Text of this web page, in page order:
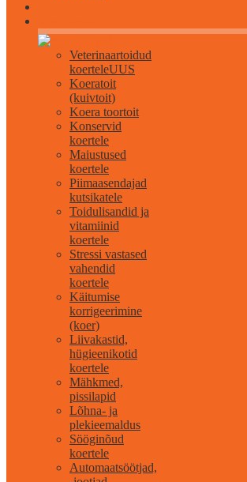
Veterinaartoidud
koerteleUUS
Koeratoit
(kuivtoit)
Koera toortoit
Konservid
koertele
Maiustused
koertele
Piimaasendajad
kutsikatele
Toidulisandid ja
vitamiinid
koertele
Stressi vastased
vahendid
koertele
Käitumise
korrigeerimine
(koer)
Liivakastid,
hügieenikotid
koertele
Mähkmed,
pissilapid
Lõhna- ja
plekieemaldus
Sööginõud
koertele
Automaatsöötjad,